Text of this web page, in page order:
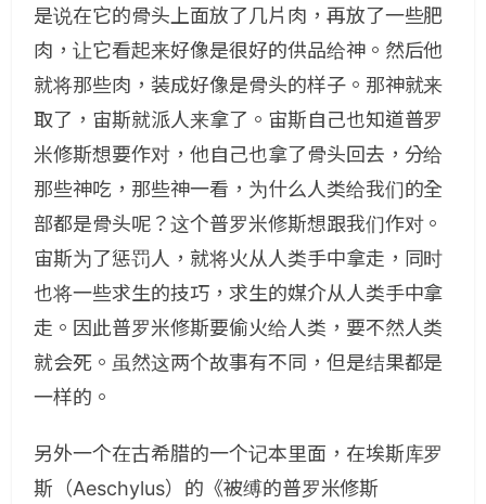
是说在它的骨头上面放了几片肉，再放了一些肥
肉，让它看起来好像是很好的供品给神。然后他
就将那些肉，装成好像是骨头的样子。那神就来
取了，宙斯就派人来拿了。宙斯自己也知道普罗
米修斯想要作对，他自己也拿了骨头回去，分给
那些神吃，那些神一看，为什么人类给我们的全
部都是骨头呢？这个普罗米修斯想跟我们作对。
宙斯为了惩罚人，就将火从人类手中拿走，同时
也将一些求生的技巧，求生的媒介从人类手中拿
走。因此普罗米修斯要偷火给人类，要不然人类
就会死。虽然这两个故事有不同，但是结果都是
一样的。
另外一个在古希腊的一个记本里面，在埃斯库罗
斯（Aeschylus）的《被缚的普罗米修斯